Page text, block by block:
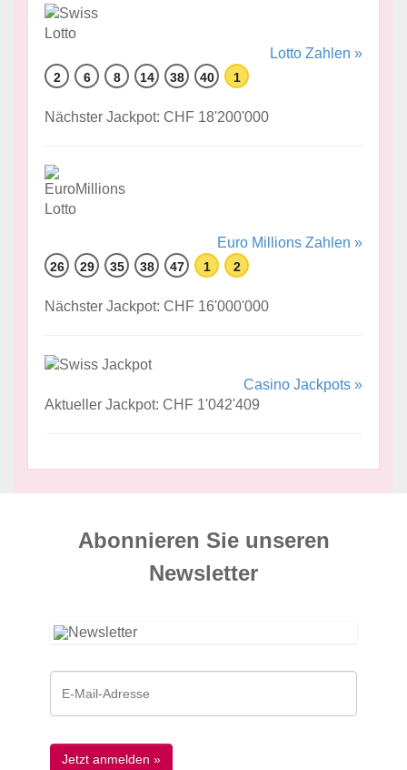
Lotto Zahlen »
2 6 8 14 38 40 1
Nächster Jackpot: CHF 18'200'000
Euro Millions Zahlen »
26 29 35 38 47 1 2
Nächster Jackpot: CHF 16'000'000
Casino Jackpots »
Aktueller Jackpot: CHF 1'042'409
Abonnieren Sie unseren
News­letter